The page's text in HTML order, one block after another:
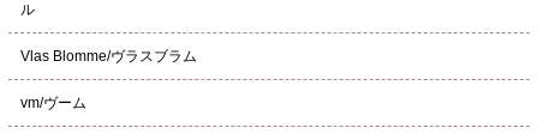
ル
Vlas Blomme/ヴラスブラム
vm/ヴーム